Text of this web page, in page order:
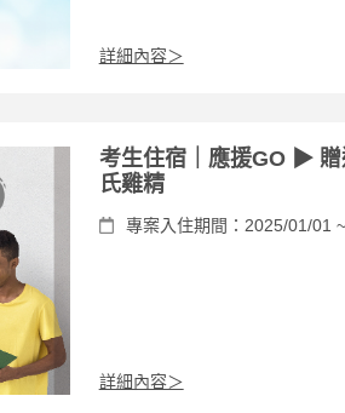
詳細內容＞
考生住宿｜應援GO ▶
氏雞精
專案入住期間：2025/01/01
詳細內容＞